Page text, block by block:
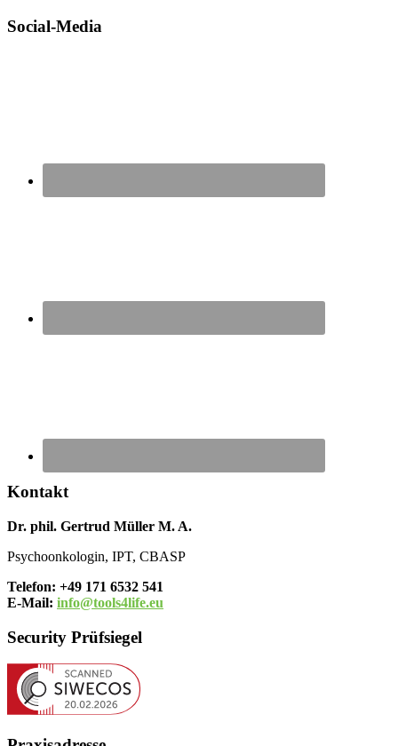
Social-Media
Kontakt
Dr. phil. Gertrud Müller M. A.
Psychoonkologin, IPT, CBASP
Telefon: +49 171 6532 541
E-Mail: info@tools4life.eu
Security Prüfsiegel